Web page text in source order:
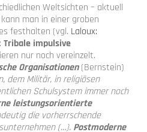
Weltsichten – aktuell
man in einer groben
festhalten (vgl. Laloux:
Tribale impulsive
nur noch vereinzelt.
Organisationen (Bernstein)
dem Militär, in religiösen
Schulsystem immer noch
leistungsorientierte
die vorherrschende
(…). Postmoderne